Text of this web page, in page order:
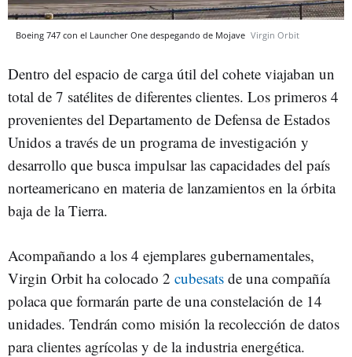
Boeing 747 con el Launcher One despegando de Mojave Virgin Orbit
Dentro del espacio de carga útil del cohete viajaban un
total de 7 satélites de diferentes clientes. Los primeros 4
provenientes del Departamento de Defensa de Estados
Unidos a través de un programa de investigación y
desarrollo que busca impulsar las capacidades del país
norteamericano en materia de lanzamientos en la órbita
baja de la Tierra.
Acompañando a los 4 ejemplares gubernamentales,
Virgin Orbit ha colocado 2 cubesats de una compañía
polaca que formarán parte de una constelación de 14
unidades. Tendrán como misión la recolección de datos
para clientes agrícolas y de la industria energética.